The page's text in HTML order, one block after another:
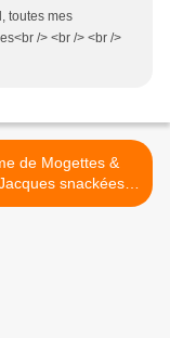
toutes mes
/> <br /> <br />
de Mogettes &
snackées;
brisures de Truffes >